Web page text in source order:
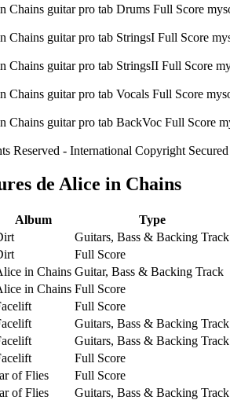
Reserved - International Copyright Secured
de Alice in Chains
Album
Type
Guitars, Bass & Backing Track
Full Score
in Chains Guitar, Bass & Backing Track
in Chains Full Score
Full Score
Guitars, Bass & Backing Track
Guitars, Bass & Backing Track
Full Score
of Flies
Full Score
of Flies
Guitars, Bass & Backing Track